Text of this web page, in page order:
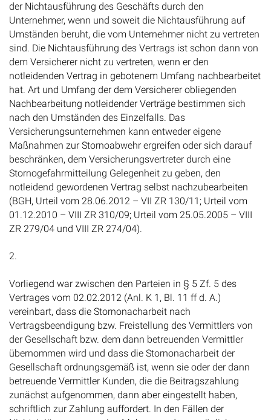
der Nichtausführung des Geschäfts durch den
Unternehmer, wenn und soweit die Nichtausführung auf
Umständen beruht, die vom Unternehmer nicht zu vertreten
sind. Die Nichtausführung des Vertrags ist schon dann von
dem Versicherer nicht zu vertreten, wenn er den
notleidenden Vertrag in gebotenem Umfang nachbearbeitet
hat. Art und Umfang der dem Versicherer obliegenden
Nachbearbeitung notleidender Verträge bestimmen sich
nach den Umständen des Einzelfalls. Das
Versicherungsunternehmen kann entweder eigene
Maßnahmen zur Stornoabwehr ergreifen oder sich darauf
beschränken, dem Versicherungsvertreter durch eine
Stornogefahrmitteilung Gelegenheit zu geben, den
notleidend gewordenen Vertrag selbst nachzubearbeiten
(BGH, Urteil vom 28.06.2012 – VII ZR 130/11; Urteil vom
01.12.2010 – VIII ZR 310/09; Urteil vom 25.05.2005 – VIII
ZR 279/04 und VIII ZR 274/04).
2.
Vorliegend war zwischen den Parteien in § 5 Zf. 5 des
Vertrages vom 02.02.2012 (Anl. K 1, Bl. 11 ff d. A.)
vereinbart, dass die Stornonacharbeit nach
Vertragsbeendigung bzw. Freistellung des Vermittlers von
der Gesellschaft bzw. dem dann betreuenden Vermittler
übernommen wird und dass die Stornonacharbeit der
Gesellschaft ordnungsgemäß ist, wenn sie oder der dann
betreuende Vermittler Kunden, die die Beitragszahlung
zunächst aufgenommen, dann aber eingestellt haben,
schriftlich zur Zahlung auffordert. In den Fällen der